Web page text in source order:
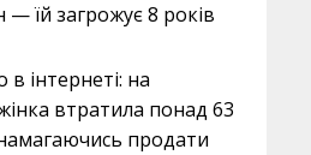
їй загрожує 8 років
інтернеті: на
втратила понад 63
продати